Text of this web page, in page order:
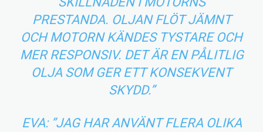
PRESTANDA. OLJAN FLÖT JÄMNT
OCH MOTORN KÄNDES TYSTARE OCH
MER RESPONSIV. DET ÄR EN PÅLITLIG
OLJA SOM GER ETT KONSEKVENT
SKYDD.”
EVA: ”JAG HAR ANVÄNT FLERA OLIKA